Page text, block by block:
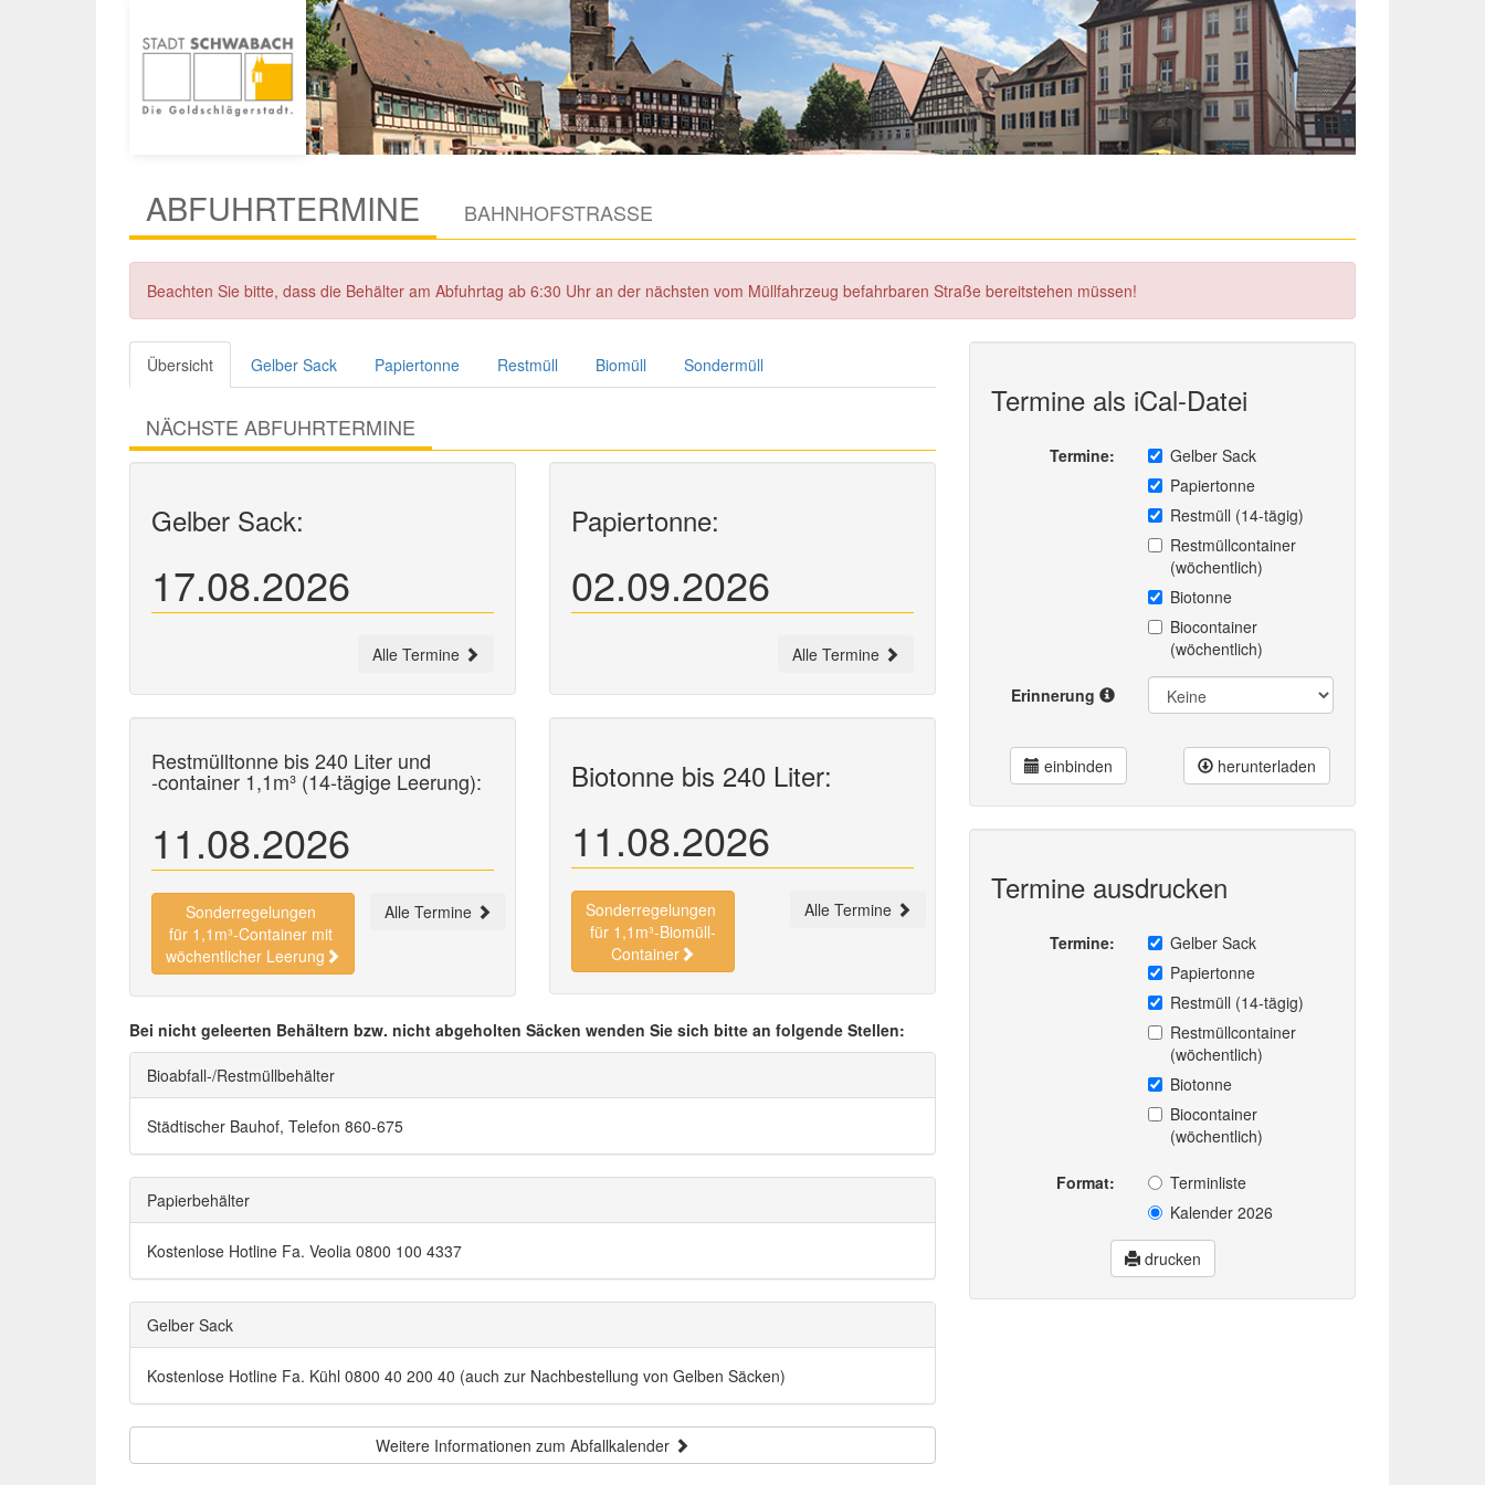
ABFUHRTERMINE BAHNHOFSTRASSE
Beachten Sie bitte, dass die Behälter am Abfuhrtag ab 6:30 Uhr an der nächsten vom Müllfahrzeug befahrbaren Straße bereitstehen müssen!
Übersicht Gelber Sack Papiertonne Restmüll Biomüll Sondermüll
NÄCHSTE ABFUHRTERMINE
Gelber Sack:
17.08.2026
Alle Termine
Papiertonne:
02.09.2026
Alle Termine
Restmülltonne bis 240 Liter und
-container 1,1m³ (14-tägige Leerung):
11.08.2026
Sonderregelungen
für 1,1m³-Container mit
wöchentlicher Leerung
Alle Termine
Biotonne bis 240 Liter:
11.08.2026
Sonderregelungen
für 1,1m³-Biomüll-
Container
Alle Termine
Bei nicht geleerten Behältern bzw. nicht abgeholten Säcken wenden Sie sich bitte an folgende Stellen:
Bioabfall-/Restmüllbehälter
Städtischer Bauhof, Telefon 860-675
Papierbehälter
Kostenlose Hotline Fa. Veolia 0800 100 4337
Gelber Sack
Kostenlose Hotline Fa. Kühl 0800 40 200 40 (auch zur Nachbestellung von Gelben Säcken)
Weitere Informationen zum Abfallkalender
Termine als iCal-Datei
Termine:
Gelber Sack
Papiertonne
Restmüll (14-tägig)
Restmüllcontainer
(wöchentlich)
Biotonne
Biocontainer
(wöchentlich)
Erinnerung
einbinden herunterladen
Termine ausdrucken
Termine:
Gelber Sack
Papiertonne
Restmüll (14-tägig)
Restmüllcontainer
(wöchentlich)
Biotonne
Biocontainer
(wöchentlich)
Format:
Terminliste
Kalender 2026
drucken